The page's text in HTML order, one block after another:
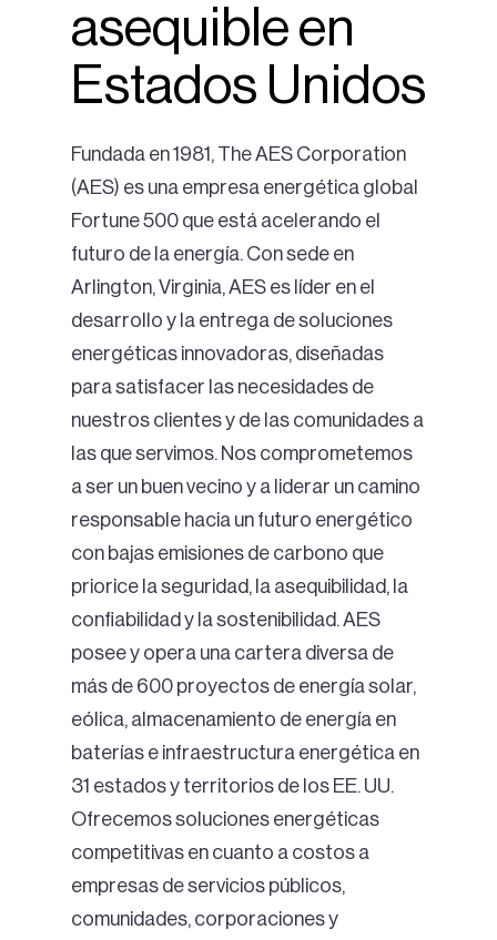
asequible en
Estados Unidos
Fundada en 1981, The AES Corporation
(AES) es una empresa energética global
Fortune 500 que está acelerando el
futuro de la energía. Con sede en
Arlington, Virginia, AES es líder en el
desarrollo y la entrega de soluciones
energéticas innovadoras, diseñadas
para satisfacer las necesidades de
nuestros clientes y de las comunidades a
las que servimos. Nos comprometemos
a ser un buen vecino y a liderar un camino
responsable hacia un futuro energético
con bajas emisiones de carbono que
priorice la seguridad, la asequibilidad, la
confiabilidad y la sostenibilidad. AES
posee y opera una cartera diversa de
más de 600 proyectos de energía solar,
eólica, almacenamiento de energía en
baterías e infraestructura energética en
31 estados y territorios de los EE. UU.
Ofrecemos soluciones energéticas
competitivas en cuanto a costos a
empresas de servicios públicos,
comunidades, corporaciones y